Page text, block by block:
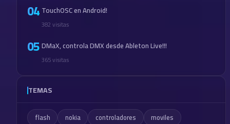
04TouchOSC en Android!
382 visitas
05DMaX, controla DMX desde Ableton Live!!!
365 visitas
TEMAS
flash nokia controladores
moviles